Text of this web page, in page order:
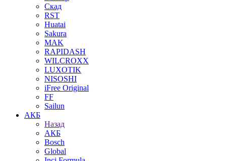
Скад
RST
Huatai
Sakura
MAK
RAPIDASH
WILCROXX
LUXOTIK
NISOSHI
iFree Original
FF
Sailun
АКБ
Назад
АКБ
Bosch
Global